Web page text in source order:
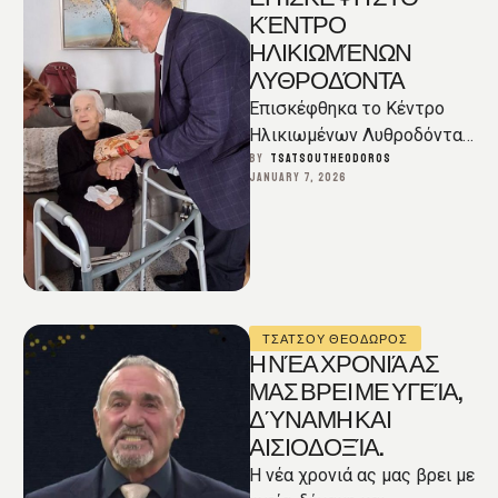
ΚΈΝΤΡΟ
ΗΛΙΚΙΩΜΈΝΩΝ
ΛΥΘΡΟΔΌΝΤΑ
Επισκέφθηκα το Κέντρο
Ηλικιωμένων Λυθροδόντα,
μαζί με την Πρόεδρο του
Κοινοτικού Συμβουλίου
Χριστοφόρου, με την
ευκαιρία …
BY TSATSOUTHEODOROS
JANUARY 7, 2026
ΤΣΑΤΣΟΥ ΘΕΟΔΩΡΟΣ
Η ΝΈΑ ΧΡΟΝΙΆ ΑΣ
ΜΑΣ ΒΡΕΙ ΜΕ ΥΓΕΊΑ,
ΔΎΝΑΜΗ ΚΑΙ
ΑΙΣΙΟΔΟΞΊΑ.
Η νέα χρονιά ας μας βρει με